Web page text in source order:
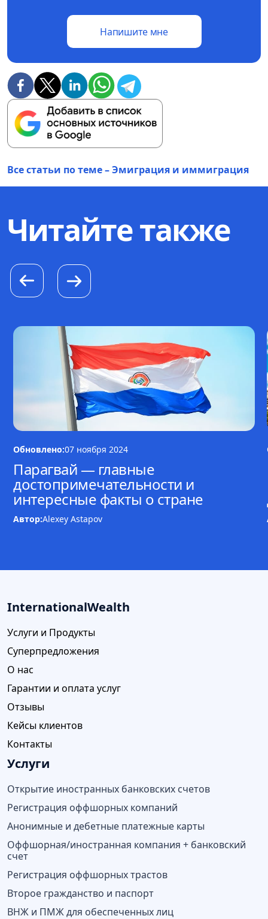
Напишите мне
Все статьи по теме – Эмиграция и иммиграция
Читайте также
Обновлено:07 ноября 2024
Парагвай ― главные
достопримечательности и
интересные факты о стране
Автор:Alexey Astapov
InternationalWealth
Услуги и Продукты
Суперпредложения
О нас
Гарантии и оплата услуг
Отзывы
Кейсы клиентов
Контакты
Услуги
Открытие иностранных банковских счетов
Регистрация оффшорных компаний
Анонимные и дебетные платежные карты
Оффшорная/иностранная компания + банковский
счет
Регистрация оффшорных трастов
Второе гражданство и паспорт
ВНЖ и ПМЖ для обеспеченных лиц